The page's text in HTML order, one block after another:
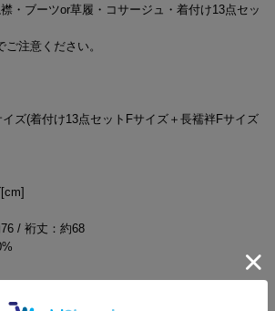
・ブーツor草履・コサージュ・着付け13点セッ
注意ください。
イズ(着付け13点セットFサイズ＋長襦袢Fサイズ
/ 裄丈：約68